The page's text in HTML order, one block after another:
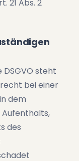
21 Abs. 2
steht
bei einer
dem
des